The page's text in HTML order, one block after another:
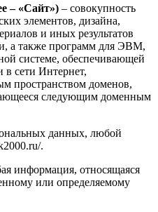
– «Сайт») – совокупность
элементов, дизайна,
и иных результатов
а также программ для ЭВМ,
системе, обеспечивающей
в сети Интернет,
пространством доменов,
следующим доменным
данных, любой
.
информация, относящаяся
или определяемому